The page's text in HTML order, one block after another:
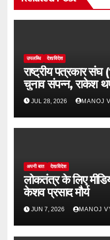
उपलब्धि देश/विदेश
राष्ट्रीय पत्रकार संघ
चुनाव संपन्न, राकेश
अध्यक्ष
JUL 28, 2026 MANOJ
अपनी बात देश/विदेश
लोकतंत्र के लिए
केशव प्रसाद मौर्य
JUN 7, 2026 MANOJ